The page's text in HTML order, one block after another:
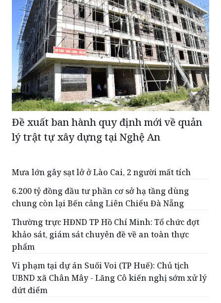
Đề xuất ban hành quy định mới về quản
lý trật tự xây dựng tại Nghệ An
Mưa lớn gây sạt lở ở Lào Cai, 2 người mất tích
6.200 tỷ đồng đầu tư phần cơ sở hạ tầng dùng
chung còn lại Bến cảng Liên Chiểu Đà Nẵng
Thường trực HĐND TP Hồ Chí Minh: Tổ chức đợt
khảo sát, giám sát chuyên đề về an toàn thực
phẩm
Vi phạm tại dự án Suối Voi (TP Huế): Chủ tịch
UBND xã Chân Mây - Lăng Cô kiến nghị sớm xử lý
dứt điểm